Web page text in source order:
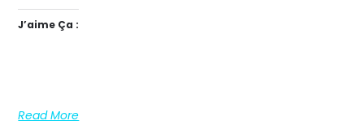
J’aime Ça :
Read More